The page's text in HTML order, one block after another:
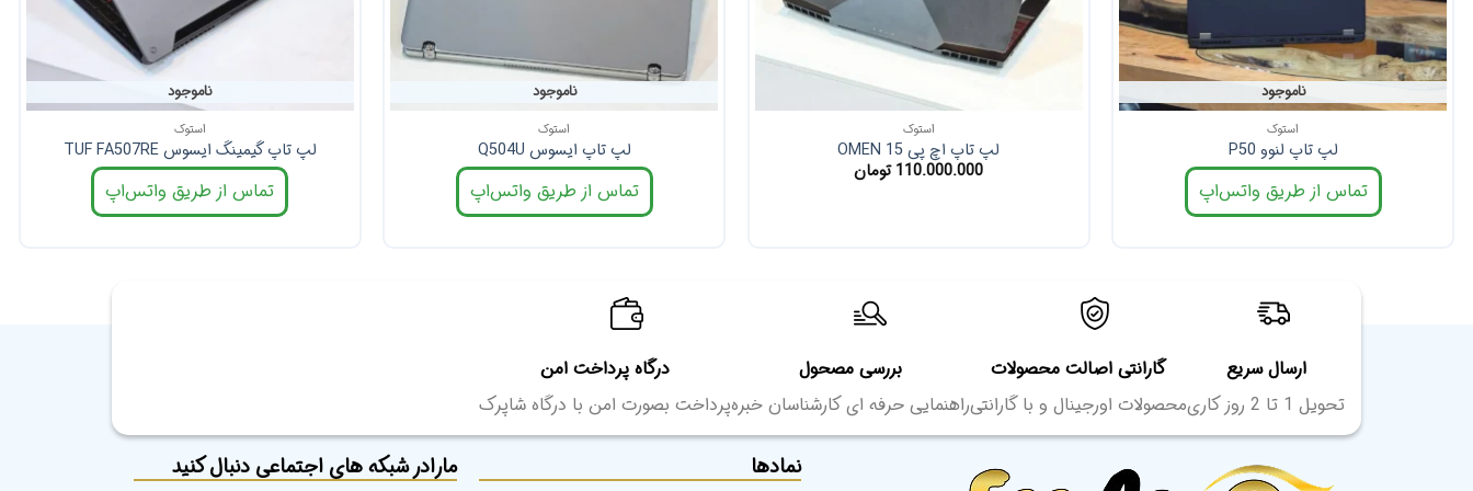
ناموجود
استوک
لپ تاپ لنوو P50
تماس از طریق واتس‌اپ
استوک
لپ تاپ اچ پی OMEN 15
110.000.000 تومان
ناموجود
استوک
لپ تاپ ایسوس Q504U
تماس از طریق واتس‌اپ
ناموجود
استوک
لپ تاپ گیمینگ ایسوس TUF FA507RE
تماس از طریق واتس‌اپ
ارسال سریع
تحویل 1 تا 2 روز کاری
گارانتی اصالت محصولات
محصولات اورجینال و با گارانتی
بررسی مصحول
راهنمایی حرفه ای کارشناسان خبره
درگاه پرداخت امن
پرداخت بصورت امن با درگاه شاپرک
نمادها مارادر شبکه های اجتماعی دنبال کنید